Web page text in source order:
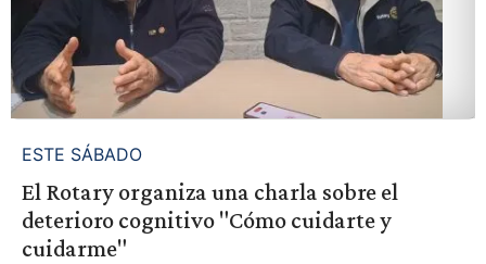
ESTE SÁBADO
El Rotary organiza una charla sobre el
deterioro cognitivo "Cómo cuidarte y
cuidarme"